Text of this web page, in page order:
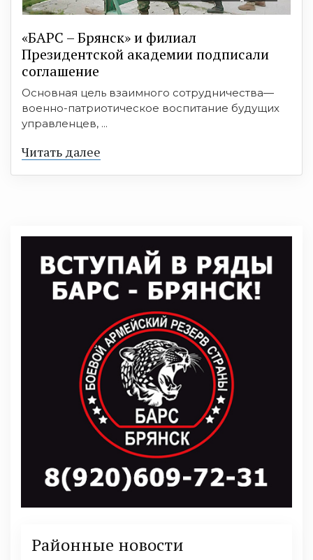
«БАРС – Брянск» и филиал
Президентской академии подписали
соглашение
Основная цель взаимного сотрудничества—
военно-патриотическое воспитание будущих
управленцев, ...
Читать далее
Районные новости